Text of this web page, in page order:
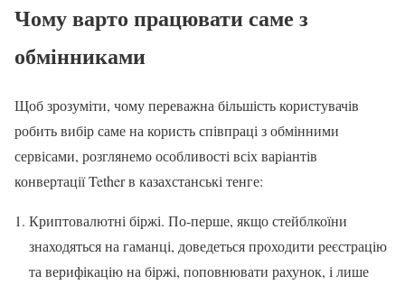
Чому варто працювати саме з
обмінниками
Щоб зрозуміти, чому переважна більшість користувачів
робить вибір саме на користь співпраці з обмінними
сервісами, розглянемо особливості всіх варіантів
конвертації Tether в казахстанські тенге:
Криптовалютні біржі. По-перше, якщо стейблкоїни
знаходяться на гаманці, доведеться проходити реєстрацію
та верифікацію на біржі, поповнювати рахунок, і лише